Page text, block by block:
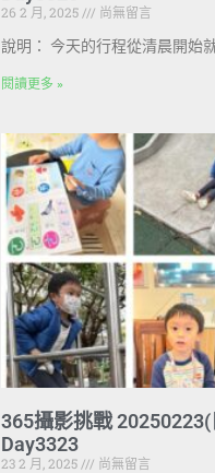
26 2 月, 2025
尚無留言
說明： 今天的行程從清晨開始
閱讀更多 »
365攝影挑戰
Day3323
23 2 月, 2025
尚無留言